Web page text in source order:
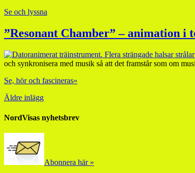
Se och lyssna
”Resonant Chamber” – animation i
och synkronisera med musik så att det framstår som om
Se, hör och fascineras»
Äldre inlägg
NordVisas nyhetsbrev
Abonnera här »